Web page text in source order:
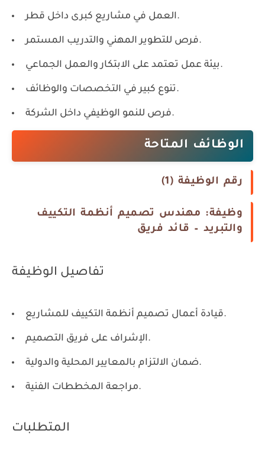
العمل في مشاريع كبرى داخل قطر.
فرص للتطوير المهني والتدريب المستمر.
بيئة عمل تعتمد على الابتكار والعمل الجماعي.
تنوع كبير في التخصصات والوظائف.
فرص للنمو الوظيفي داخل الشركة.
الوظائف المتاحة
رقم الوظيفة (1)
وظيفة: مهندس تصميم أنظمة التكييف
والتبريد – قائد فريق
تفاصيل الوظيفة
قيادة أعمال تصميم أنظمة التكييف للمشاريع.
الإشراف على فريق التصميم.
ضمان الالتزام بالمعايير المحلية والدولية.
مراجعة المخططات الفنية.
المتطلبات